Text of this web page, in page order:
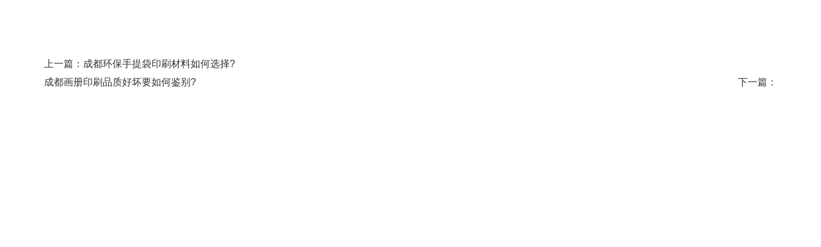
上一篇： 成都环保手提袋印刷材料如何选择?
下一篇：
成都画册印刷品质好坏要如何鉴别?